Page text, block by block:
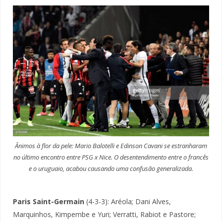
Ânimos à flor da pele: Mario Balotelli e Edinson Cavani se estranharam
no último encontro entre PSG x Nice. O desentendimento entre o francês
e o uruguaio, acabou causando uma confusão generalizada.
Paris Saint-Germain (4-3-3): Aréola; Dani Alves,
Marquinhos, Kimpembe e Yuri; Verratti, Rabiot e Pastore;